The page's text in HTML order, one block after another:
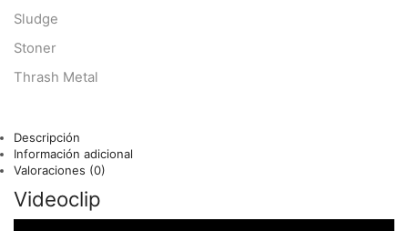
Sludge
Stoner
Thrash Metal
Descripción
Información adicional
Valoraciones (0)
Videoclip